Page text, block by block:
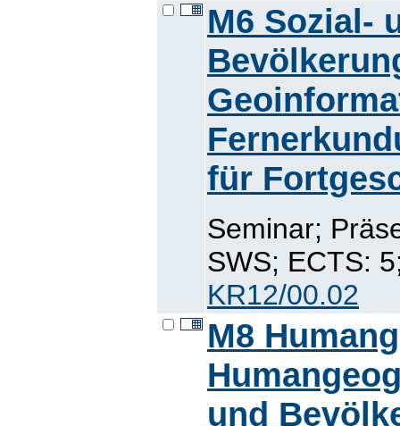
M6 Sozial-
für
Seminar;
SWS; ECTS:
KR12/00.02
M8
und